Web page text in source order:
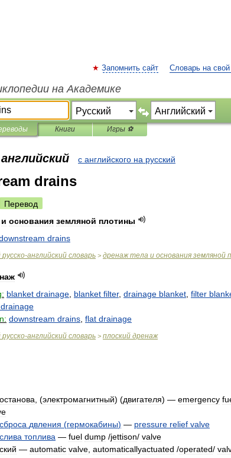
Запомнить сайт Словарь на свой
на Академике
Книги Игры ⚽
с английского на русский
drains
Перевод
и основания земляной плотины
drains
русско-английский словарь > дренаж тела и основания земляной
blanket drainage blanket filter, drainage blanket filter
drainage
downstream drains flat drainage
русско-английский словарь > плоский дренаж
останова , (электромагнитный) (двигателя) — emergency
сброса двления (гермокабины) — pressure relief valve
слива топлива — fuel dump /jettison/ valve
— automatic valve automaticallyactuated /operated/